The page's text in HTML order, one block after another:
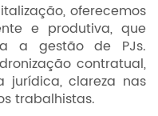
oferecemos
e produtiva, que
a gestão de PJs.
contratual,
jurídica, clareza nas
trabalhistas.